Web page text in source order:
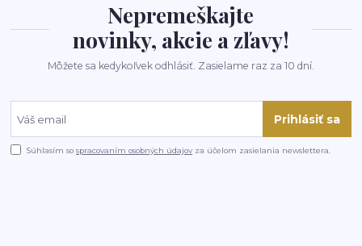
Nepremeškajte
novinky, akcie a zľavy!
Môžete sa kedykoľvek odhlásiť. Zasielame raz za 10 dní.
Prihlásiť sa
Súhlasím sospracovaním osobných údajov za účelom zasielania newslettera.